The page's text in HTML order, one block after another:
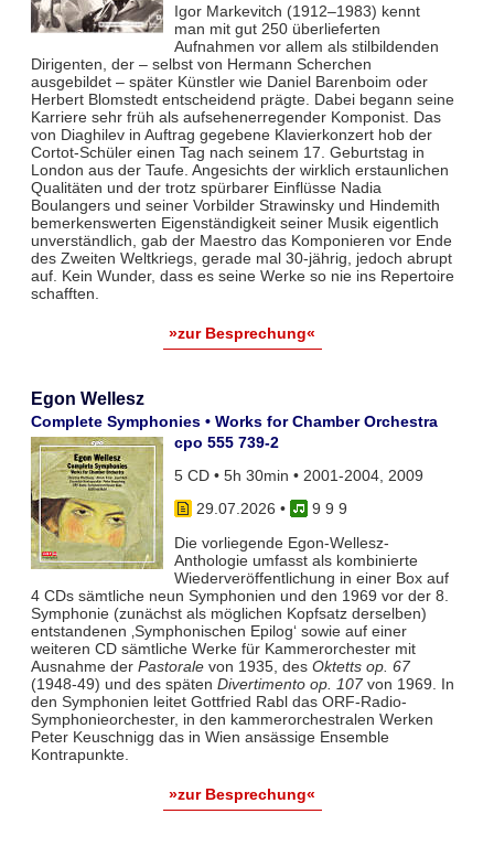
Igor Markevitch (1912–1983) kennt
man mit gut 250 überlieferten
Aufnahmen vor allem als stilbildenden
Dirigenten, der – selbst von Hermann Scherchen
ausgebildet – später Künstler wie Daniel Barenboim oder
Herbert Blomstedt entscheidend prägte. Dabei begann seine
Karriere sehr früh als aufsehenerregender Komponist. Das
von Diaghilev in Auftrag gegebene Klavierkonzert hob der
Cortot-Schüler einen Tag nach seinem 17. Geburtstag in
London aus der Taufe. Angesichts der wirklich erstaunlichen
Qualitäten und der trotz spürbarer Einflüsse Nadia
Boulangers und seiner Vorbilder Strawinsky und Hindemith
bemerkenswerten Eigenständigkeit seiner Musik eigentlich
unverständlich, gab der Maestro das Komponieren vor Ende
des Zweiten Weltkriegs, gerade mal 30-jährig, jedoch abrupt
auf. Kein Wunder, dass es seine Werke so nie ins Repertoire
schafften.
»zur Besprechung«
Egon Wellesz
Complete Symphonies • Works for Chamber Orchestra
cpo 555 739-2
5 CD • 5h 30min • 2001-2004, 2009
29.07.2026 •
9 9 9
Die vorliegende Egon-Wellesz-
Anthologie umfasst als kombinierte
Wiederveröffentlichung in einer Box auf
4 CDs sämtliche neun Symphonien und den 1969 vor der 8.
Symphonie (zunächst als möglichen Kopfsatz derselben)
entstandenen ‚Symphonischen Epilog‘ sowie auf einer
weiteren CD sämtliche Werke für Kammerorchester mit
Ausnahme der Pastoralevon 1935, des Oktetts op. 67
(1948-49) und des späten Divertimento op. 107von 1969. In
den Symphonien leitet Gottfried Rabl das ORF-Radio-
Symphonieorchester, in den kammerorchestralen Werken
Peter Keuschnigg das in Wien ansässige Ensemble
Kontrapunkte.
»zur Besprechung«